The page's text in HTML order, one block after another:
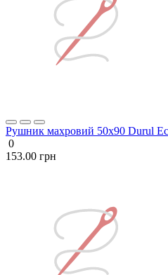
Рушник махровий 50х90 Durul
0
153.00 грн